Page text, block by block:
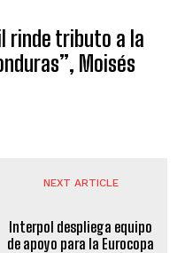
rinde tributo a la
Moisés
NEXT ARTICLE
Interpol despliega equipo
de apoyo para la Eurocopa